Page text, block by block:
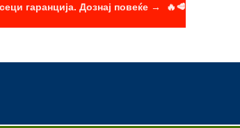
гаранција. Дознај повеќе → 🔥🥩